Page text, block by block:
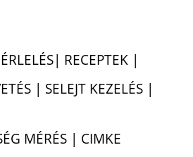
RECEPTEK |
| SELEJT KEZELÉS |
MÉRÉS | CIMKE